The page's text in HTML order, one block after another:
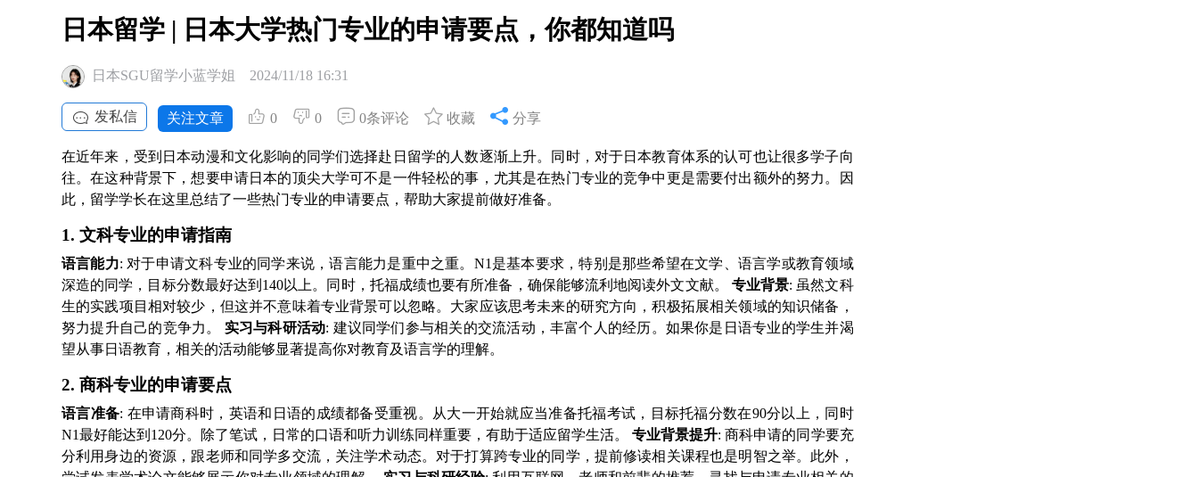
日本留学 | 日本大学热门专业的申请要点，你都知道吗
日本SGU留学小蓝学姐 2024/11/18 16:31
发私信 关注文章 0 0 0条评论 收藏 分享
在近年来，受到日本动漫和文化影响的同学们选择赴日留学的人数逐渐上升。同时，对于日本教育体系的认可也让很多学子向
往。在这种背景下，想要申请日本的顶尖大学可不是一件轻松的事，尤其是在热门专业的竞争中更是需要付出额外的努力。因
此，留学学长在这里总结了一些热门专业的申请要点，帮助大家提前做好准备。
1. 文科专业的申请指南
语言能力: 对于申请文科专业的同学来说，语言能力是重中之重。N1是基本要求，特别是那些希望在文学、语言学或教育领域
深造的同学，目标分数最好达到140以上。同时，托福成绩也要有所准备，确保能够流利地阅读外文文献。 专业背景: 虽然文科
生的实践项目相对较少，但这并不意味着专业背景可以忽略。大家应该思考未来的研究方向，积极拓展相关领域的知识储备，
努力提升自己的竞争力。 实习与科研活动: 建议同学们参与相关的交流活动，丰富个人的经历。如果你是日语专业的学生并渴
望从事日语教育，相关的活动能够显著提高你对教育及语言学的理解。
2. 商科专业的申请要点
语言准备: 在申请商科时，英语和日语的成绩都备受重视。从大一开始就应当准备托福考试，目标托福分数在90分以上，同时
N1最好能达到120分。除了笔试，日常的口语和听力训练同样重要，有助于适应留学生活。专业背景提升: 商科申请的同学要充
分利用身边的资源，跟老师和同学多交流，关注学术动态。对于打算跨专业的同学，提前修读相关课程也是明智之举。此外，